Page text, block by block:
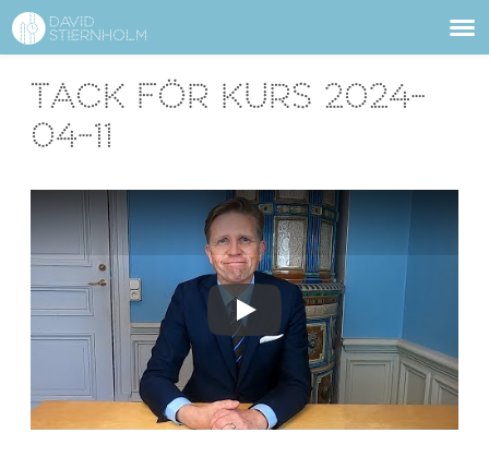
Sidhuvud
Navigering
TALKS
VIDEO
CONTACT
BLOG SHOP PRESS SEARCH
Tack för kurs 2024-
04-11
Spela upp